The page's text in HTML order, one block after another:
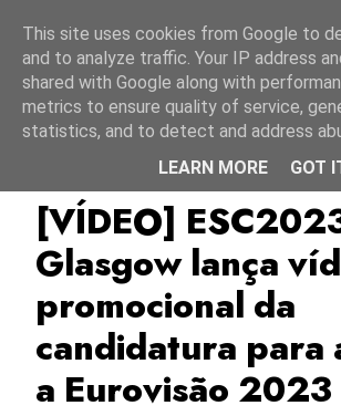
Glasgow OVO
[VÍDEO]
Glasgow lança
promocional da
candidatura para
a Eurovisão 2023
This site uses cookies from Google to
and to analyze traffic. Your IP address
shared with Google along with
metrics to ensure quality of service,
statistics, and to detect and address
LEARN MORE
GOT